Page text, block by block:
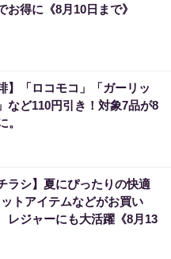
お得に《8月10日まで》
】「ロコモコ」「ガーリッ
など110円引き！対象7品が8
。
ラシ】夏にぴったりの快適
トアイテムなどがお買い
レジャーにも大活躍《8月13